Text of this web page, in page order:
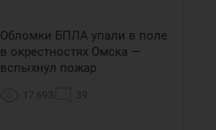
Обломки БПЛА упали в поле
в окрестностях Омска —
вспыхнул пожар
17 693 39